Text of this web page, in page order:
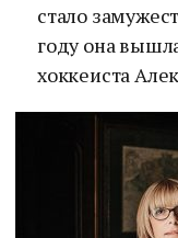
стало
году она
хоккеиста